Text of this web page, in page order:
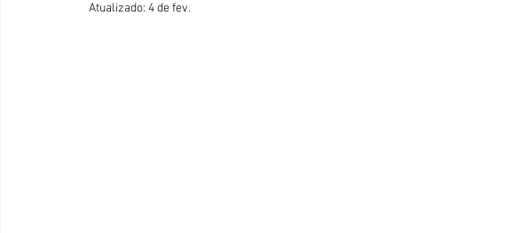
Atualizado: 4 de fev.